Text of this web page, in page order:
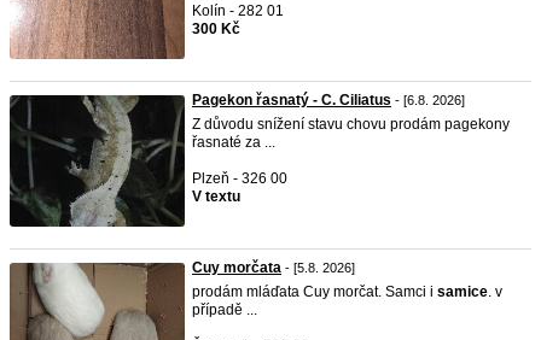
Kolín - 282 01
300 Kč
Pagekon řasnatý - C. Ciliatus - [6.8. 2026]
Z důvodu snížení stavu chovu prodám pagekony
řasnaté za ...
Plzeň - 326 00
V textu
Cuy morčata - [5.8. 2026]
prodám mláďata Cuy morčat. Samci i samice. v
případě ...